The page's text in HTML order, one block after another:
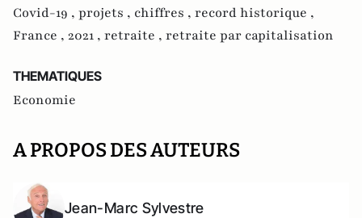
Covid-19 , projets , chiffres , record historique ,
France , 2021 , retraite , retraite par capitalisation
THEMATIQUES
Economie
A PROPOS DES AUTEURS
Jean-Marc Sylvestre